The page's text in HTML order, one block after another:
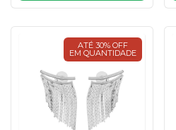
ATÉ 30% OFF
EM QUANTIDADE